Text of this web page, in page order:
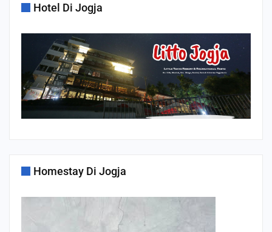
Hotel Di Jogja
Homestay Di Jogja